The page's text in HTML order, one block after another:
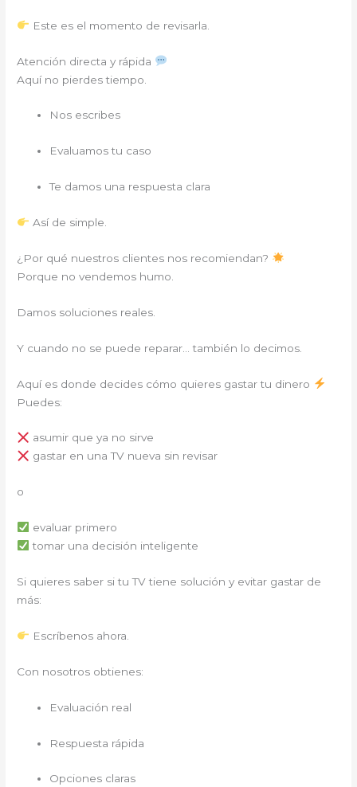
Este es el momento de revisarla.
Atención directa y rápida
Aquí no pierdes tiempo.
Nos escribes
Evaluamos tu caso
Te damos una respuesta clara
Así de simple.
¿Por qué nuestros clientes nos recomiendan?
Porque no vendemos humo.
Damos soluciones reales.
Y cuando no se puede reparar… también lo decimos.
Aquí es donde decides cómo quieres gastar tu dinero
Puedes:
asumir que ya no sirve
gastar en una TV nueva sin revisar
o
evaluar primero
tomar una decisión inteligente
Si quieres saber si tu TV tiene solución y evitar gastar de
más:
Escríbenos ahora.
Con nosotros obtienes:
Evaluación real
Respuesta rápida
Opciones claras